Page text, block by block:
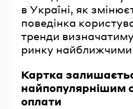
в Україні, як
поведінка
тренди
ринку
Картка
найпопулярнішим
оплати